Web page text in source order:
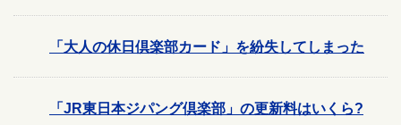
「大人の休日倶楽部カード」を紛失してしまった
「JR東日本ジパング倶楽部」の更新料はいくら?